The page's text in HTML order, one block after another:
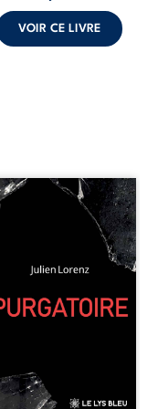
VOIR CE LIVRE
Vingt années
d’écriture, de
blessures,
d’émotions et de
pensées se
rencontrent dans
profondément
intime. Entre
poèmes bruts,
pamphlets et
réflexions